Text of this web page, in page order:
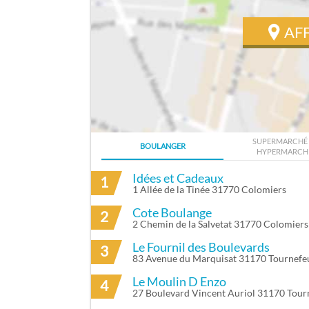
ITINÉRAIRE VERS DARRE CHRISTOPHE À
BOULANGER
SUPERMARCHÉ
1 Idées et Cadeaux
1 Allée de la Tinée 31770 Colomiers
2 Cote Boulange
2 Chemin de la Salvetat 31770 Colomiers
3 Le Fournil des Boulevards
83 Avenue du Marquisat 31170
4 Le Moulin D Enzo
27 Boulevard Vincent Auriol 31170